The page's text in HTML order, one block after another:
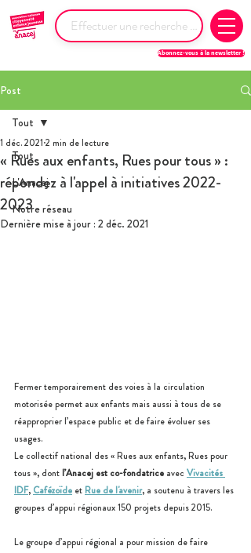
Abonnez-vous à la newsletter !
Post
Tout
L'Anacej
Notre réseau
Tout
« Rues aux enfants, Rues pour tous » :
répondez à l'appel à initiatives 2022-
2023
1 déc. 2021 2 min de lecture
Dernière mise à jour : 2 déc. 2021
Fermer temporairement des voies à la circulation
motorisée permet aux enfants mais aussi à tous de se
réapproprier l’espace public et de faire évoluer ses
usages.
Le collectif national des « Rues aux enfants, Rues pour
tous », dont l’Anacej est co-fondatrice avec Vivacités
IDF, Cafézoïde et Rue de l'avenir, a soutenu à travers les
groupes d’appui régionaux 150 projets depuis 2015.
Le groupe d’appui régional a pour mission de faire